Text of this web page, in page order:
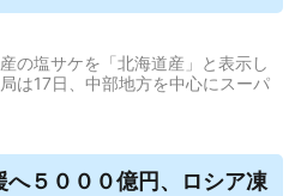
の塩サケを「北海道産」と表示し
は17日、中部地方を中心にスーパ
５０００億円、 ロシア凍